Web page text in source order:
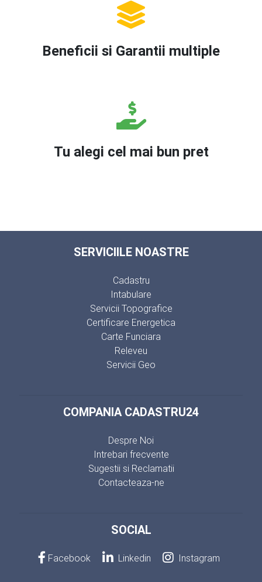
Beneficii si Garantii multiple
Tu alegi cel mai bun pret
SERVICIILE NOASTRE
Cadastru
Intabulare
Servicii Topografice
Certificare Energetica
Carte Funciara
Releveu
Servicii Geo
COMPANIA CADASTRU24
Despre Noi
Intrebari frecvente
Sugestii si Reclamatii
Contacteaza-ne
SOCIAL
Facebook Linkedin Instagram